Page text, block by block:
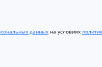
данных на условиях